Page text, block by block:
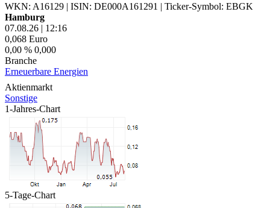
WKN: A16129 | ISIN: DE000A161291 | Ticker-Symbol: EBGK
Hamburg
07.08.26 | 12:16
0,068 Euro
0,00 % 0,000
Branche
Erneuerbare Energien
Aktienmarkt
Sonstige
1-Jahres-Chart
5-Tage-Chart